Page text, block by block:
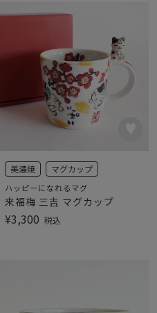
美濃焼 マグカップ
ハッピーになれるマグ
来福梅 三吉 マグカップ
¥3,300 税込